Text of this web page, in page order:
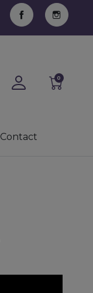
Facebook
0
Contact